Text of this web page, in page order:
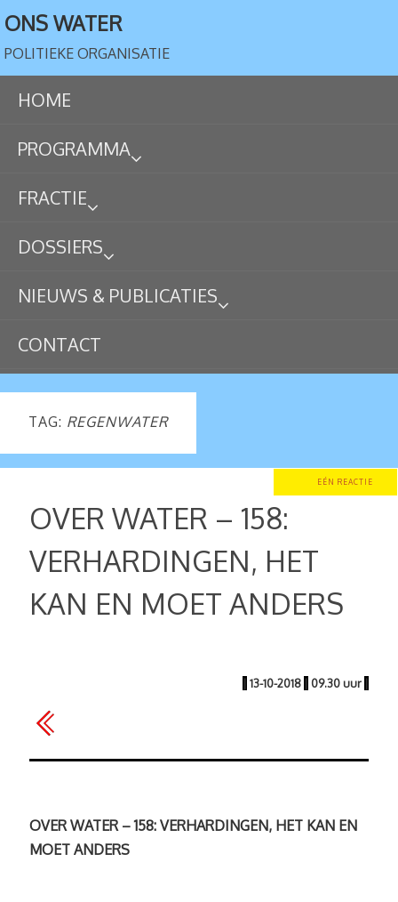
ONS WATER
POLITIEKE ORGANISATIE
HOME
PROGRAMMA
FRACTIE
DOSSIERS
NIEUWS & PUBLICATIES
CONTACT
TAG: REGENWATER
EÉN REACTIE
OVER WATER – 158:
VERHARDINGEN, HET
KAN EN MOET ANDERS
| 13-10-2018 | 09.30 uur |
OVER WATER – 158: VERHARDINGEN, HET KAN EN
MOET ANDERS